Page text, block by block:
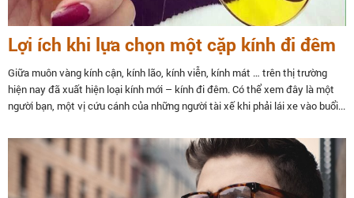
Lợi ích khi lựa chọn một cặp kính đi đêm
Giữa muôn vàng kính cận, kính lão, kính viễn, kính mát … trên thị trường
hiện nay đã xuất hiện loại kính mới – kính đi đêm. Có thể xem đây là một
người bạn, một vị cứu cánh của những người tài xế khi phải lái xe vào buổi...